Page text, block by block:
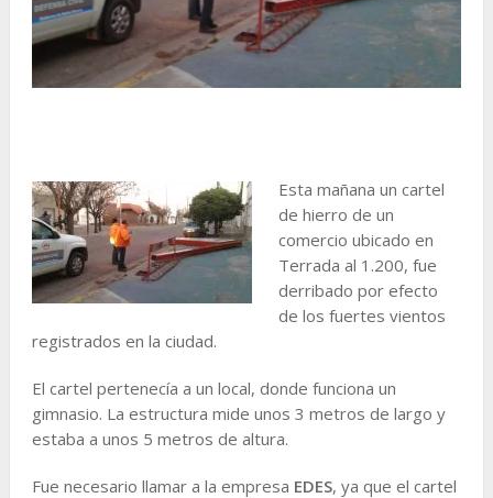
Esta mañana un cartel
de hierro de un
comercio ubicado en
Terrada al 1.200, fue
derribado por efecto
de los fuertes vientos
registrados en la ciudad.
El cartel pertenecía a un local, donde funciona un
gimnasio. La estructura mide unos 3 metros de largo y
estaba a unos 5 metros de altura.
Fue necesario llamar a la empresa EDES, ya que el cartel